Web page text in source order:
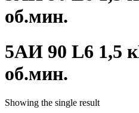
об.мин.
5АИ 90 L6 1,5
об.мин.
Showing the single result